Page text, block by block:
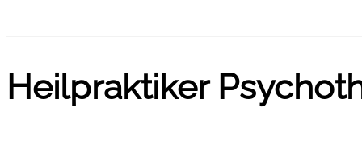
Heilpraktiker